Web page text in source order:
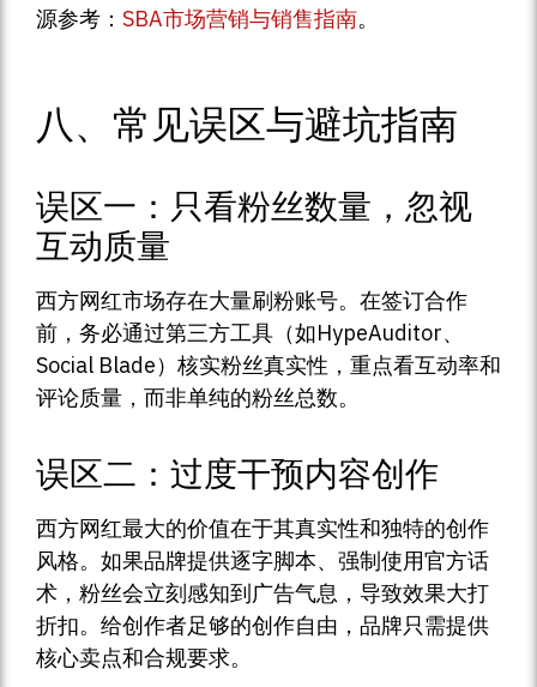
源参考： SBA市场营销与销售指南。
八、常见误区与避坑指南
误区一：只看粉丝数量，忽视
互动质量
西方网红市场存在大量刷粉账号。在签订合作
前，务必通过第三方工具（如HypeAuditor、
Social Blade）核实粉丝真实性，重点看互动率和
评论质量，而非单纯的粉丝总数。
误区二：过度干预内容创作
西方网红最大的价值在于其真实性和独特的创作
风格。如果品牌提供逐字脚本、强制使用官方话
术，粉丝会立刻感知到广告气息，导致效果大打
折扣。给创作者足够的创作自由，品牌只需提供
核心卖点和合规要求。